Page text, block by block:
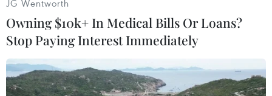
xanh so với rổ sáu đồng tiền chủ chốt, chạm
mốc 101,210 lần đầu tiên kể từ ngày 2/7.
Tương tự, trên thị trường năng lượng, giá dầu
thô Brent chốt phiên sáng 8/7 tại châu Á tăng
JG Wentworth
Owning $10k+ In Medical Bills Or Loans?
Stop Paying Interest Immediately